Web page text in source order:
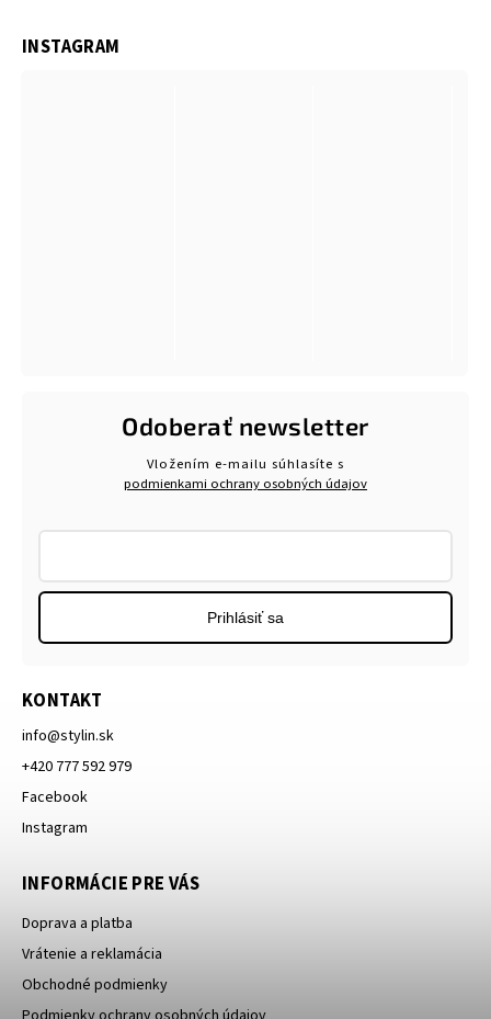
KONTAKT
info@stylin.sk
+420 777 592 979
Facebook
Instagram
INFORMÁCIE PRE VÁS
Doprava a platba
Vrátenie a reklamácia
Obchodné podmienky
INSTAGRAM
Odoberať newsletter
Vložením e-mailu súhlasíte s
podmienkami ochrany osobných údajov
Prihlásiť sa